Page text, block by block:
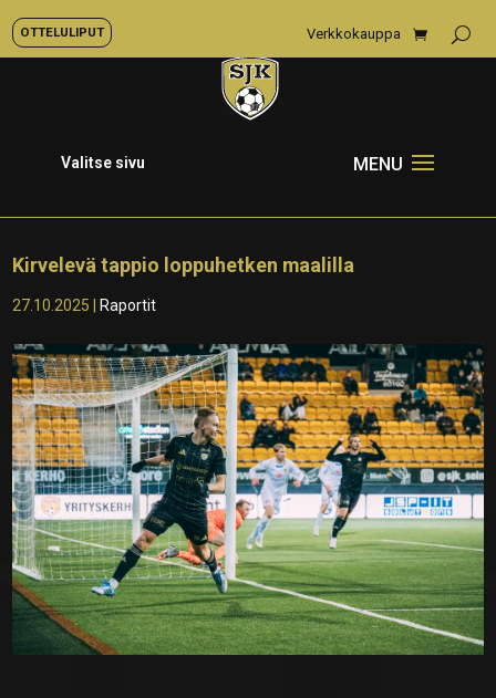
OTTELULIPUT Verkkokauppa
Valitse sivu
Kirvelevä tappio loppuhetken maalilla
27.10.2025 Raportit